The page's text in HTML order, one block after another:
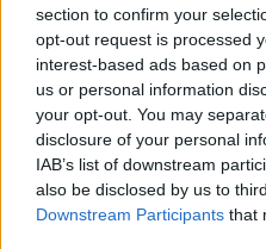
section to confirm your
opt-out request is processed
interest-based ads based on
us or personal information
your opt-out. You may
disclosure of your personal
IAB’s list of downstream
also be disclosed by us to
Downstream Participants that
ΑΑΔΕ: 195
Κρήτη, 120
επιδοτήσεις
02/08/2026 15:34